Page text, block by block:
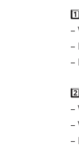
–
–
–
–
–
–